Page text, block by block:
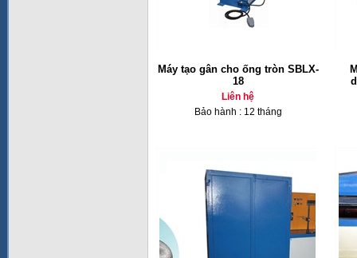
Máy tạo gân cho ống tròn SBLX-
18
Liên hệ
Bảo hành : 12 tháng